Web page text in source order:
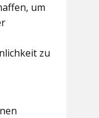
um
zu